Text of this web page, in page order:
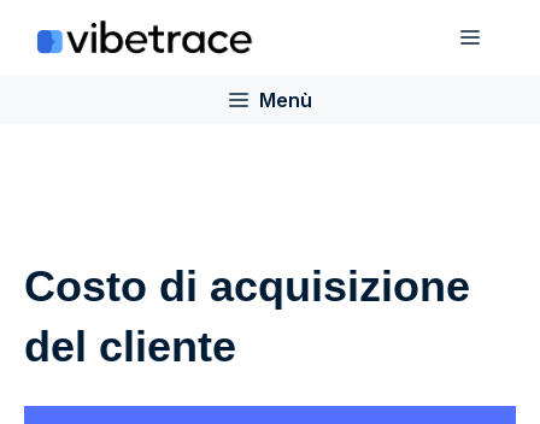
Menù
Menù
Costo di acquisizione
del cliente